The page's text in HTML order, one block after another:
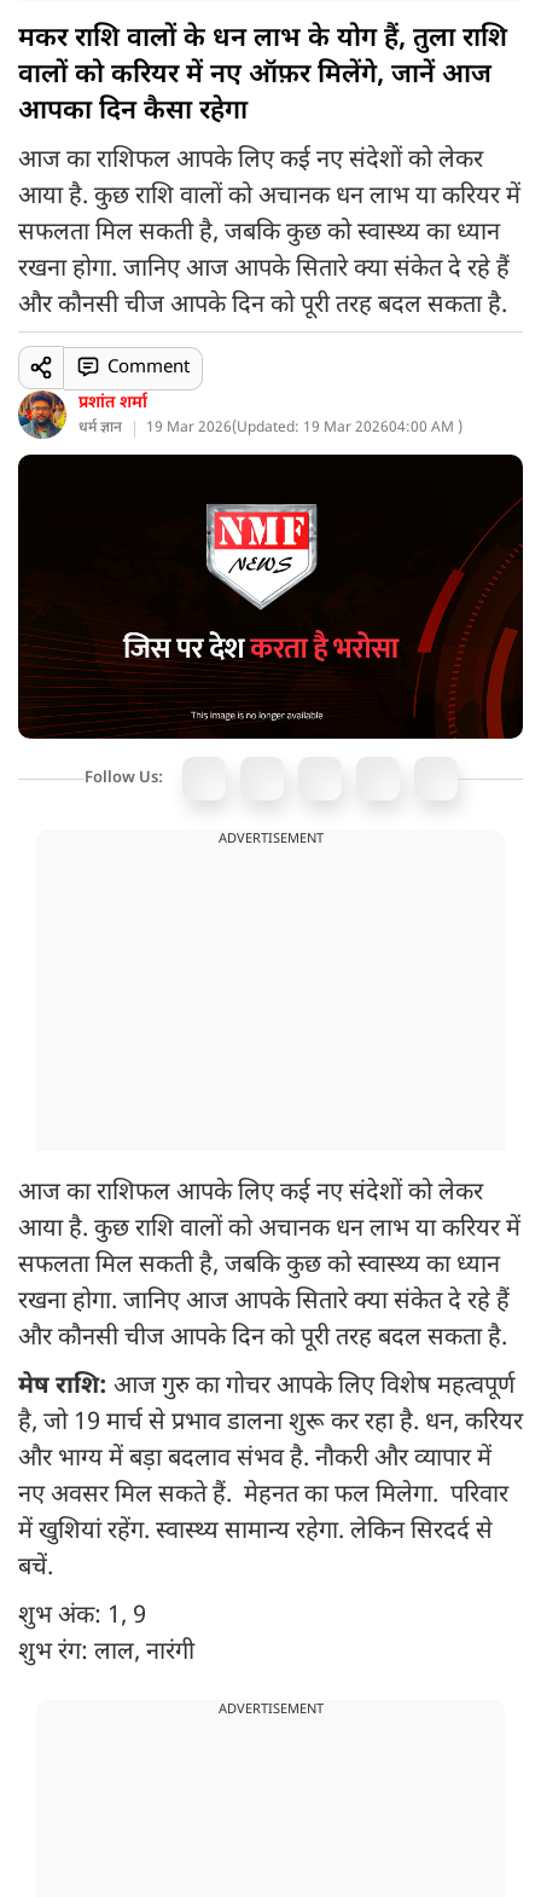
मकर राशि वालों के धन लाभ के योग हैं, तुला राशि
वालों को करियर में नए ऑफ़र मिलेंगे, जानें आज
आपका दिन कैसा रहेगा
आज का राशिफल आपके लिए कई नए संदेशों को लेकर
आया है. कुछ राशि वालों को अचानक धन लाभ या करियर में
सफलता मिल सकती है, जबकि कुछ को स्वास्थ्य का ध्यान
रखना होगा. जानिए आज आपके सितारे क्या संकेत दे रहे हैं
और कौनसी चीज आपके दिन को पूरी तरह बदल सकता है.
प्रशांत शर्मा
धर्म ज्ञान 19 Mar 2026(Updated: 19 Mar 202604:00 AM )
Comment
Follow Us:
ADVERTISEMENT
आज का राशिफल आपके लिए कई नए संदेशों को लेकर
आया है. कुछ राशि वालों को अचानक धन लाभ या करियर में
सफलता मिल सकती है, जबकि कुछ को स्वास्थ्य का ध्यान
रखना होगा. जानिए आज आपके सितारे क्या संकेत दे रहे हैं
और कौनसी चीज आपके दिन को पूरी तरह बदल सकता है.
मेष राशि: आज गुरु का गोचर आपके लिए विशेष महत्वपूर्ण
है, जो 19 मार्च से प्रभाव डालना शुरू कर रहा है. धन, करियर
और भाग्य में बड़ा बदलाव संभव है. नौकरी और व्यापार में
नए अवसर मिल सकते हैं. मेहनत का फल मिलेगा. परिवार
में खुशियां रहेंग. स्वास्थ्य सामान्य रहेगा. लेकिन सिरदर्द से
बचें.
शुभ अंक: 1, 9
शुभ रंग: लाल, नारंगी
ADVERTISEMENT